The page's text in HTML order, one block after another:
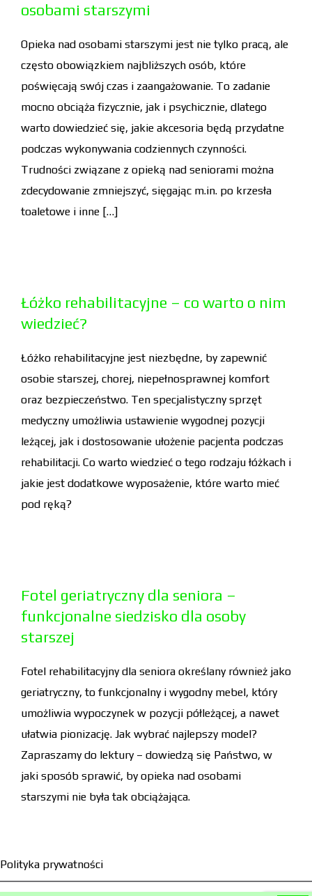
osobami starszymi
Opieka nad osobami starszymi jest nie tylko pracą, ale
często obowiązkiem najbliższych osób, które
poświęcają swój czas i zaangażowanie. To zadanie
mocno obciąża fizycznie, jak i psychicznie, dlatego
warto dowiedzieć się, jakie akcesoria będą przydatne
podczas wykonywania codziennych czynności.
Trudności związane z opieką nad seniorami można
zdecydowanie zmniejszyć, sięgając m.in. po krzesła
toaletowe i inne […]
Łóżko rehabilitacyjne – co warto o nim
wiedzieć?
Łóżko rehabilitacyjne jest niezbędne, by zapewnić
osobie starszej, chorej, niepełnosprawnej komfort
oraz bezpieczeństwo. Ten specjalistyczny sprzęt
medyczny umożliwia ustawienie wygodnej pozycji
leżącej, jak i dostosowanie ułożenie pacjenta podczas
rehabilitacji. Co warto wiedzieć o tego rodzaju łóżkach i
jakie jest dodatkowe wyposażenie, które warto mieć
pod ręką?
Fotel geriatryczny dla seniora –
funkcjonalne siedzisko dla osoby
starszej
Fotel rehabilitacyjny dla seniora określany również jako
geriatryczny, to funkcjonalny i wygodny mebel, który
umożliwia wypoczynek w pozycji półleżącej, a nawet
ułatwia pionizację. Jak wybrać najlepszy model?
Zapraszamy do lektury – dowiedzą się Państwo, w
jaki sposób sprawić, by opieka nad osobami
starszymi nie była tak obciążająca.
Polityka prywatności